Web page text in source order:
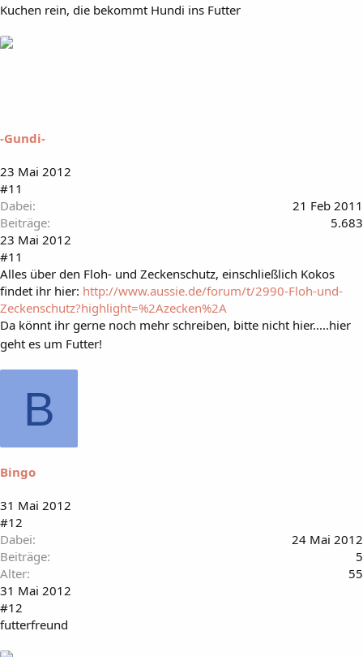
Kuchen rein, die bekommt Hundi ins Futter
-Gundi-
23 Mai 2012
#11
Dabei
21 Feb 2011
Beiträge
5.683
23 Mai 2012
#11
Alles über den Floh- und Zeckenschutz, einschließlich Kokos
findet ihr hier: http://www.aussie.de/forum/t/2990-Floh-und-
Zeckenschutz?highlight=%2Azecken%2A
Da könnt ihr gerne noch mehr schreiben, bitte nicht hier.....hier
geht es um Futter!
B
Bingo
31 Mai 2012
#12
Dabei
24 Mai 2012
Beiträge
5
Alter
55
31 Mai 2012
#12
futterfreund